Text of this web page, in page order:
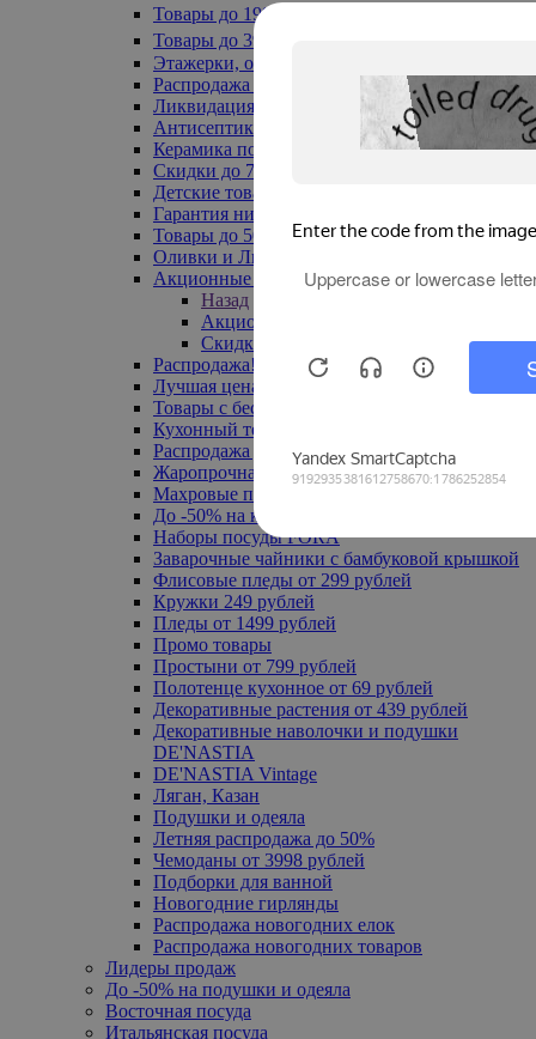
Товары до 199₽
Товары до 399₽
Этажерки, обувницы
Распродажа текстиля до -50%
Ликвидация до -70%
Антисептики
Керамика по 129 руб
Скидки до 70%
Детские товары
Гарантия низкой цены
Товары до 500 руб
Оливки и Лимоны
Акционные товары
Назад
Акционные товары
Скидка 20% по промокоду
Распродажа! Ульяновск до -70%
Лучшая цена
Товары с бесплатной доставкой
Кухонный текстиль
Распродажа до -50%
Жаропрочная посуда
Махровые полотенца
До -50% на ковры
Наборы посуды FORA
Заварочные чайники с бамбуковой крышкой
Флисовые пледы от 299 рублей
Кружки 249 рублей
Пледы от 1499 рублей
Промо товары
Простыни от 799 рублей
Полотенце кухонное от 69 рублей
Декоративные растения от 439 рублей
Декоративные наволочки и подушки
DE'NASTIA
DE'NASTIA Vintage
Ляган, Казан
Подушки и одеяла
Летняя распродажа до 50%
Чемоданы от 3998 рублей
Подборки для ванной
Новогодние гирлянды
Распродажа новогодних елок
Распродажа новогодних товаров
Лидеры продаж
До -50% на подушки и одеяла
Восточная посуда
Итальянская посуда